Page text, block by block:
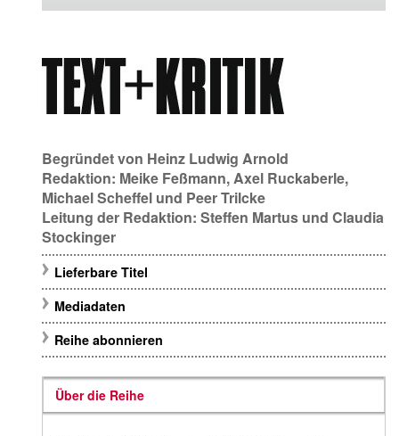
Begründet von Heinz Ludwig Arnold
Redaktion: Meike Feßmann,Axel Ruckaberle,
Michael Scheffel und Peer Trilcke
Leitung der Redaktion: Steffen Martus und Claudia
Stockinger
Lieferbare Titel
Mediadaten
Reihe abonnieren
Über die Reihe